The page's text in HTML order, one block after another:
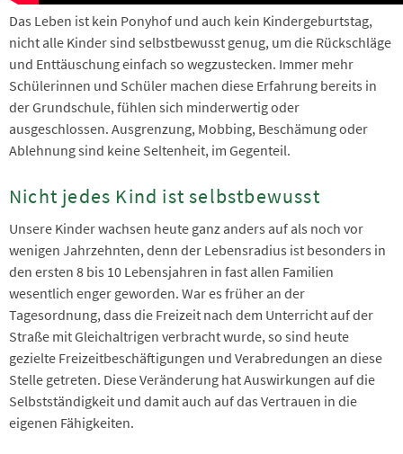
Das Leben ist kein Ponyhof und auch kein Kindergeburtstag,
nicht alle Kinder sind selbstbewusst genug, um die Rückschläge
und Enttäuschung einfach so wegzustecken. Immer mehr
Schülerinnen und Schüler machen diese Erfahrung bereits in
der Grundschule, fühlen sich minderwertig oder
ausgeschlossen. Ausgrenzung, Mobbing, Beschämung oder
Ablehnung sind keine Seltenheit, im Gegenteil.
Nicht jedes Kind ist selbstbewusst
Unsere Kinder wachsen heute ganz anders auf als noch vor
wenigen Jahrzehnten, denn der Lebensradius ist besonders in
den ersten 8 bis 10 Lebensjahren in fast allen Familien
wesentlich enger geworden. War es früher an der
Tagesordnung, dass die Freizeit nach dem Unterricht auf der
Straße mit Gleichaltrigen verbracht wurde, so sind heute
gezielte Freizeitbeschäftigungen und Verabredungen an diese
Stelle getreten. Diese Veränderung hat Auswirkungen auf die
Selbstständigkeit und damit auch auf das Vertrauen in die
eigenen Fähigkeiten.